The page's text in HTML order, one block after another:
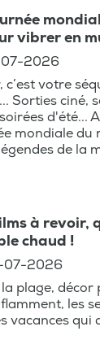
vibrer en
2026
c’est votre
Sorties ciné,
d'été...
mondiale du
de la
à revoir,
chaud !
07-2026
plage,
les
vacances qui